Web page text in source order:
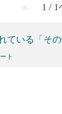
≪ 1 / 1
ている「そ
ト